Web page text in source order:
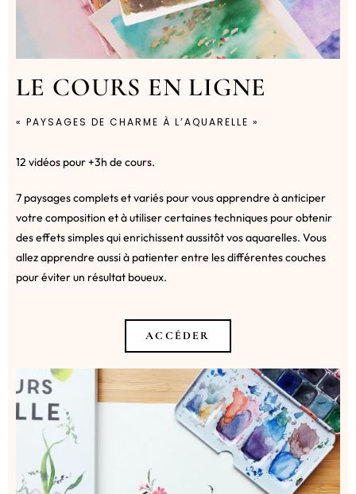
LE COURS EN LIGNE
« PAYSAGES DE CHARME À L’AQUARELLE »
12 vidéos pour +3h de cours.
7 paysages complets et variés pour vous apprendre à anticiper
votre composition et à utiliser certaines techniques pour obtenir
des effets simples qui enrichissent aussitôt vos aquarelles. Vous
allez apprendre aussi à patienter entre les différentes couches
pour éviter un résultat boueux.
ACCÉDER